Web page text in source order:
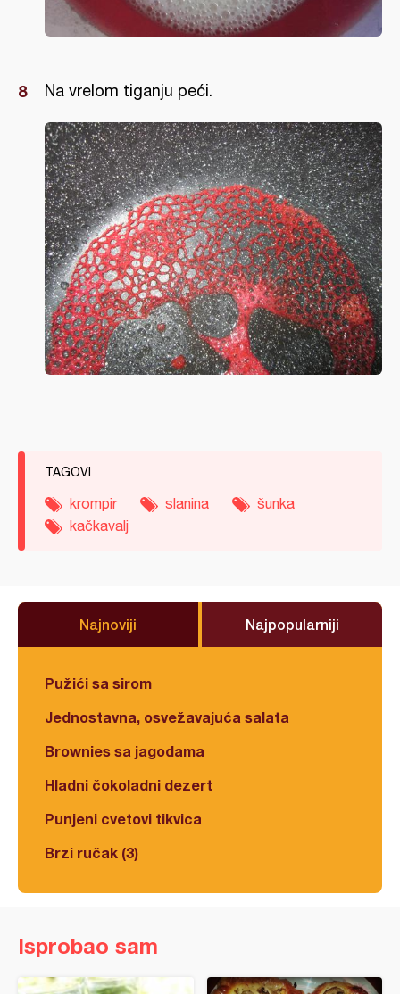
Na vrelom tiganju peći.
TAGOVI
krompir slanina
šunka
kačkavalj
Najnoviji Najpopularniji
Pužići sa sirom
Jednostavna, osvežavajuća salata
Brownies sa jagodama
Hladni čokoladni dezert
Punjeni cvetovi tikvica
Brzi ručak (3)
Isprobao sam